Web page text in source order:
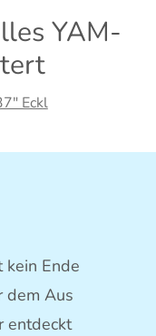
YAM-
Eckl
Ende
dem Aus
entdeckt